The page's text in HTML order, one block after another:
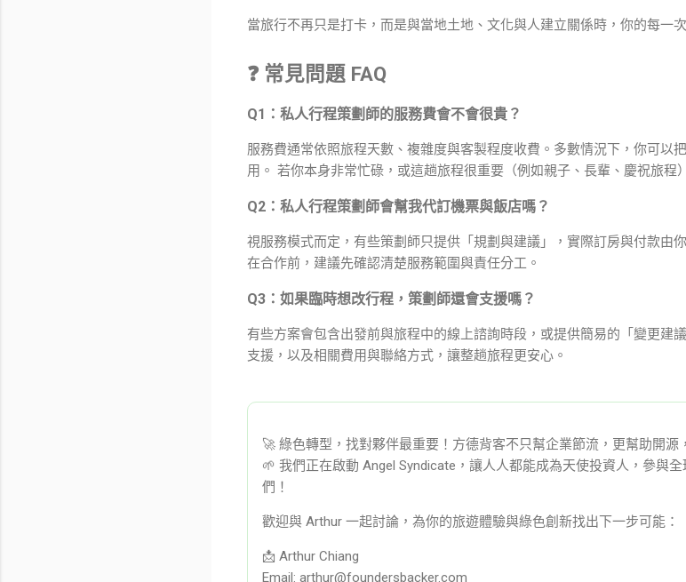
當旅行不再只是打卡，而是與當地土地、文化與人建立關係時，你的每一
❓ 常見問題 FAQ
Q1：私人行程策劃師的服務費會不會很貴？
服務費通常依照旅程天數、複雜度與客製程度收費。多數情況下，你可以
用。 若你本身非常忙碌，或這趟旅程很重要（例如親子、長輩、慶祝旅程
Q2：私人行程策劃師會幫我代訂機票與飯店嗎？
視服務模式而定，有些策劃師只提供「規劃與建議」，實際訂房與付款由
在合作前，建議先確認清楚服務範圍與責任分工。
Q3：如果臨時想改行程，策劃師還會支援嗎？
有些方案會包含出發前與旅程中的線上諮詢時段，或提供簡易的「變更建
支援，以及相關費用與聯絡方式，讓整趟旅程更安心。
🚀 綠色轉型，找對夥伴最重要！方德背客不只幫企業節流，更幫助開源
🌱 我們正在啟動 Angel Syndicate，讓人人都能成為天使投資人，參與
們！
歡迎與 Arthur 一起討論，為你的旅遊體驗與綠色創新找出下一步可能：
📩 Arthur Chiang
Email: arthur@foundersbacker.com